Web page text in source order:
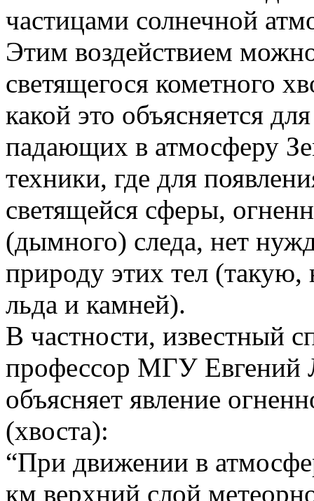
частицами солнечной
Этим воздействием
светящегося кометного
какой это объясняется
падающих в атмосферу
техники, где для
светящейся сферы,
(дымного) следа, нет
природу этих тел (такую,
льда и камней).
В частности, известный
профессор МГУ Евгений
объясняет явление
(хвоста):
“При движении в
км верхний слой